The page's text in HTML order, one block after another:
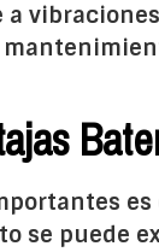
a
se puede